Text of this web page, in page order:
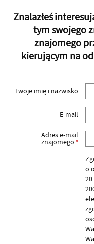
Znalazłeś
tym swojego
znajomego
kierującym na
Twoje imię i nazwisko
E-mail
Adres e-mail
znajomego *
o